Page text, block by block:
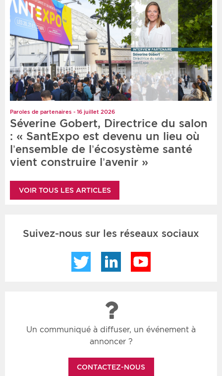
Paroles de partenaires - 16 juillet 2026
Séverine Gobert, Directrice du salon
: « SantExpo est devenu un lieu où
l’ensemble de l’écosystème santé
vient construire l’avenir »
VOIR TOUS LES ARTICLES
Suivez-nous sur les réseaux sociaux
Twitter LinkedIn
Un communiqué à diffuser, un événement à
annoncer ?
CONTACTEZ-NOUS